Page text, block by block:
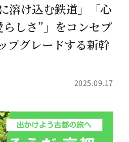
溶け込む鉄道」「心
しさ”」をコンセプ
プグレードする新幹
2025.09.17